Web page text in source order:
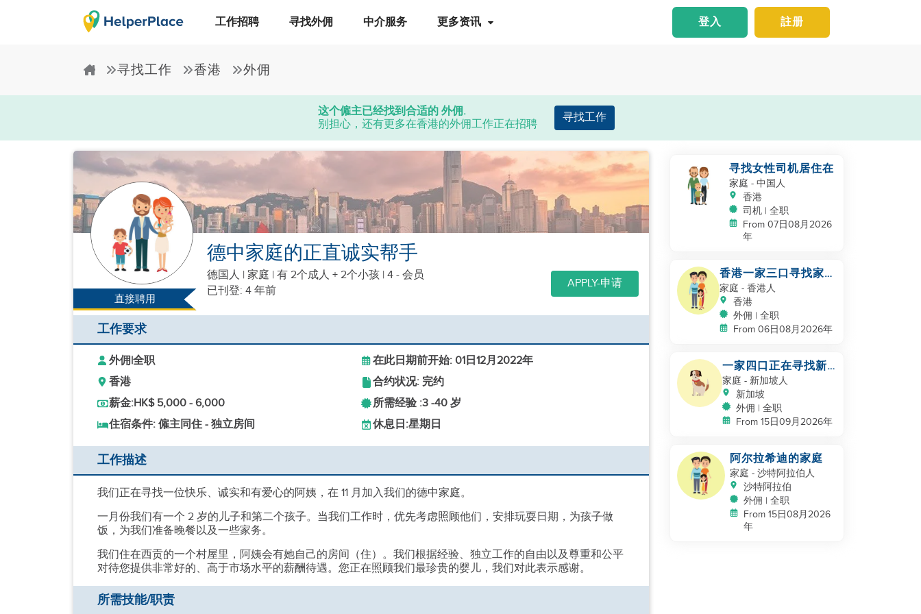
工作招聘 寻找外佣 中介服务 更多资讯 註册
登入
寻找工作 香港 外佣
这个僱主已经找到合适的 外佣.
别担心，还有更多在香港的外佣工作正在招聘
寻找工作
直接聘用
德中家庭的正直诚实帮手
德国人 | 家庭 | 有 2个成人 + 2个小孩 | 4 - 会员
已刊登: 4 年前
APPLY-申请
工作要求
外佣|全职
在此日期前开始: 01日12月2022年
香港
合约状况: 完约
薪金:HK$ 5,000 - 6,000 所需经验 :3 -40 岁
住宿条件: 僱主同住 - 独立房间
休息日:星期日
工作描述
我们正在寻找一位快乐、诚实和有爱心的阿姨，在 11 月加入我们的德中家庭。
一月份我们有一个 2 岁的儿子和第二个孩子。当我们工作时，优先考虑照顾他们，安排玩耍日期，为孩子做
饭，为我们准备晚餐以及一些家务。
我们住在西贡的一个村屋里，阿姨会有她自己的房间（住）。我们根据经验、独立工作的自由以及尊重和公平
对待您提供非常好的、高于市场水平的薪酬待遇。您正在照顾我们最珍贵的婴儿，我们对此表示感谢。
所需技能/职责
寻找女性司机居住在
家庭 - 中国人
香港
司机 | 全职
From 07日08月2026
年
香港一家三口寻找家政
服务员
家庭 - 香港人
香港
外佣 | 全职
From 06日08月2026年
一家四口正在寻找新
的帮手
家庭 - 新加坡人
新加坡
外佣 | 全职
From 15日09月2026年
阿尔拉希迪的家庭
家庭 - 沙特阿拉伯人
沙特阿拉伯
外佣 | 全职
From 15日08月2026
年